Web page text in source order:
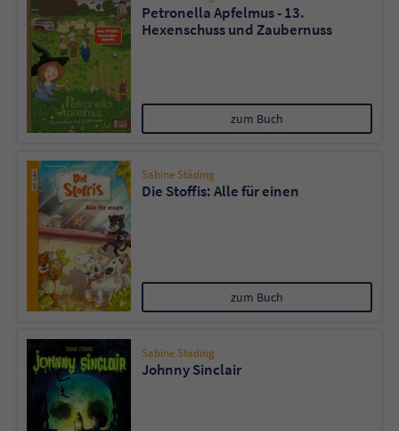
Petronella Apfelmus - 13.
Hexenschuss und Zaubernuss
zum Buch
Sabine Städing
Die Stoffis: Alle für einen
zum Buch
Sabine Städing
Johnny Sinclair